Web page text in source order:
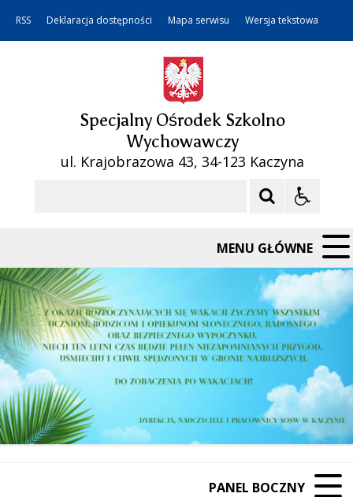
RSS Deklaracja dostępności Mapa serwisu Wersja tekstowa
Specjalny Ośrodek Szkolno
Wychowawczy
ul. Krajobrazowa 43, 34-123 Kaczyna
MENU GŁÓWNE
PANEL BOCZNY